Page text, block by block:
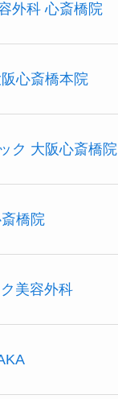
外科 心斎橋院
心斎橋本院
ク 大阪心斎橋院
橋院
美容外科